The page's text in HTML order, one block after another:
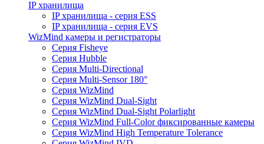
IP хранилища
IP хранилища - серия ESS
IP хранилища - серия EVS
WizMind камеры и регистраторы
Серия Fisheye
Серия Hubble
Серия Multi-Directional
Серия Multi-Sensor 180°
Серия WizMind
Серия WizMind Dual-Sight
Серия WizMind Dual-Sight Polarlight
Серия WizMind Full-Color фиксированные камеры
Серия WizMind High Temperature Tolerance